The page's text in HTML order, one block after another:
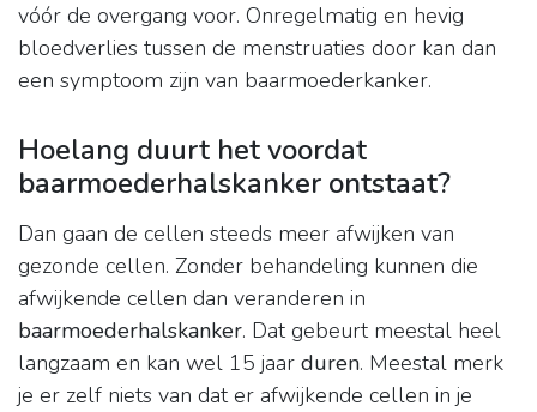
vóór de overgang voor. Onregelmatig en hevig
bloedverlies tussen de menstruaties door kan dan
een symptoom zijn van baarmoederkanker.
Hoelang duurt het voordat
baarmoederhalskanker ontstaat?
Dan gaan de cellen steeds meer afwijken van
gezonde cellen. Zonder behandeling kunnen die
afwijkende cellen dan veranderen in
baarmoederhalskanker. Dat gebeurt meestal heel
langzaam en kan wel 15 jaar duren. Meestal merk
je er zelf niets van dat er afwijkende cellen in je